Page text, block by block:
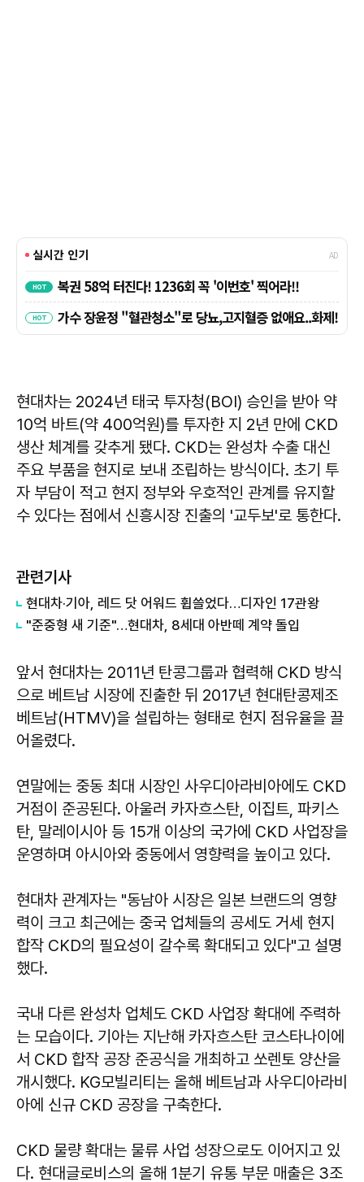
현대차는 2024년 태국 투자청(BOI) 승인을 받아 약
10억 바트(약 400억원)를 투자한 지 2년 만에 CKD
생산 체계를 갖추게 됐다. CKD는 완성차 수출 대신
주요 부품을 현지로 보내 조립하는 방식이다. 초기 투
자 부담이 적고 현지 정부와 우호적인 관계를 유지할
수 있다는 점에서 신흥시장 진출의 '교두보'로 통한다.
관련기사
현대차·기아, 레드 닷 어워드 휩쓸었다…디자인 17관왕
"준중형 새 기준"…현대차, 8세대 아반떼 계약 돌입
앞서 현대차는 2011년 탄콩그룹과 협력해 CKD 방식
으로 베트남 시장에 진출한 뒤 2017년 현대탄콩제조
베트남(HTMV)을 설립하는 형태로 현지 점유율을 끌
어올렸다.
연말에는 중동 최대 시장인 사우디아라비아에도 CKD
거점이 준공된다. 아울러 카자흐스탄, 이집트, 파키스
탄, 말레이시아 등 15개 이상의 국가에 CKD 사업장을
운영하며 아시아와 중동에서 영향력을 높이고 있다.
현대차 관계자는 "동남아 시장은 일본 브랜드의 영향
력이 크고 최근에는 중국 업체들의 공세도 거세 현지
합작 CKD의 필요성이 갈수록 확대되고 있다"고 설명
했다.
국내 다른 완성차 업체도 CKD 사업장 확대에 주력하
는 모습이다. 기아는 지난해 카자흐스탄 코스타나이에
서 CKD 합작 공장 준공식을 개최하고 쏘렌토 양산을
개시했다. KG모빌리티는 올해 베트남과 사우디아라비
아에 신규 CKD 공장을 구축한다.
CKD 물량 확대는 물류 사업 성장으로도 이어지고 있
다. 현대글로비스의 올해 1분기 유통 부문 매출은 3조